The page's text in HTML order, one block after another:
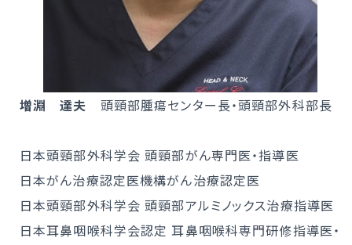
増淵 達夫 頭頸部腫瘍センター長・頭頸部外科部長
日本頭頸部外科学会 頭頸部がん専門医・指導医
日本がん治療認定医機構がん治療認定医
日本頭頸部外科学会 頭頸部アルミノックス治療指導医
日本耳鼻咽喉科学会認定 耳鼻咽喉科専門研修指導医・